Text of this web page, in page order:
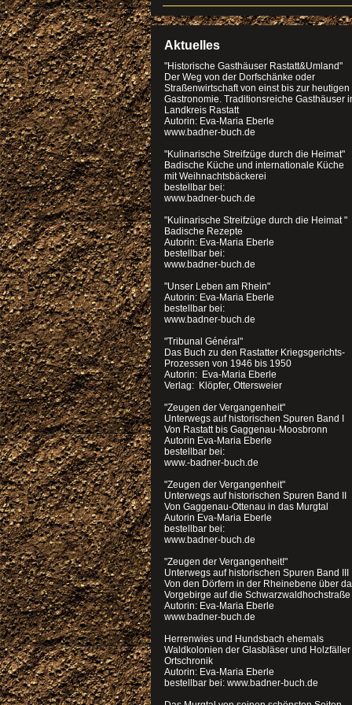
Aktuelles
"Historische Gasthäuser Rastatt&Umland"
Der Weg von der Dorfschänke oder
Straßenwirtschaft von einst bis zur heutigen
Gastronomie. Traditionsreiche Gasthäuser
Landkreis Rastatt
Autorin: Eva-Maria Eberle
www.badner-buch.de
"Kulinarische Streifzüge durch die Heimat"
Badische Küche und internationale Küche
mit Weihnachtsbäckerei
bestellbar bei:
www.badner-buch.de
"Kulinarische Streifzüge durch die Heimat "
Badische Rezepte
Autorin: Eva-Maria Eberle
bestellbar bei:
www.badner-buch.de
"Unser Leben am Rhein"
Autorin: Eva-Maria Eberle
bestellbar bei:
www.badner-buch.de
"Tribunal Général"
Das Buch zu den Rastatter Kriegsgerichts-
Prozessen von 1946 bis 1950
Autorin: Eva-Maria Eberle
Verlag: Klöpfer, Ottersweier
"Zeugen der Vergangenheit"
Unterwegs auf historischen Spuren Band I
Von Rastatt bis Gaggenau-Moosbronn
Autorin Eva-Maria Eberle
bestellbar bei:
www.-badner-buch.de
"Zeugen der Vergangenheit"
Unterwegs auf historischen Spuren Band II
Von Gaggenau-Ottenau in das Murgtal
Autorin Eva-Maria Eberle
bestellbar bei:
www.badner-buch.de
"Zeugen der Vergangenheit!"
Unterwegs auf historischen Spuren Band III
Von den Dörfern in der Rheinebene über
Vorgebirge auf die Schwarzwaldhochstraße
Autorin: Eva-Maria Eberle
www.badner-buch.de
Herrenwies und Hundsbach ehemals
Waldkolonien der Glasbläser und Holzfäller
Ortschronik
Autorin: Eva-Maria Eberle
bestellbar bei: www.badner-buch.de